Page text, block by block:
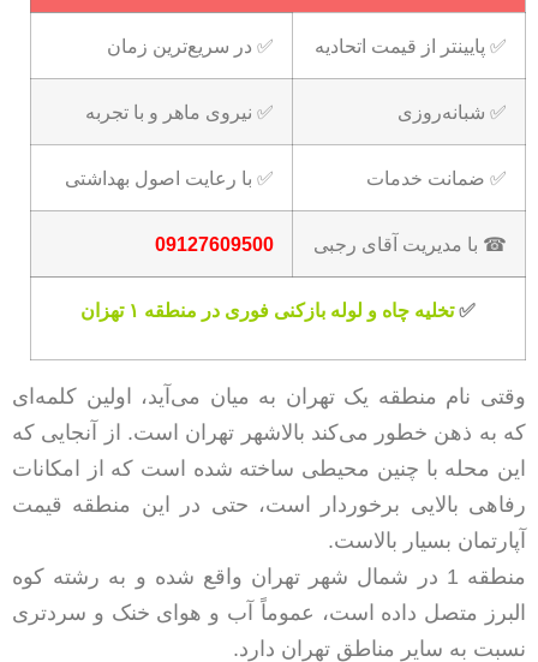
✅ پایینتر از قیمت اتحادیه ✅ در سریع‌ترین زمان
✅ شبانه‌روزی ✅ نیروی ماهر و با تجربه
✅ ضمانت خدمات ✅ با رعایت اصول بهداشتی
☎ با مدیریت آقای رجبی 09127609500
✅تخلیه چاه و لوله بازکنی فوری در منطقه ۱ تهزان
وقتی نام منطقه یک تهران به میان می‌آید، اولین کلمه‌ای
که به ذهن خطور می‌کند بالاشهر تهران است. از آنجایی که
این محله با چنین محیطی ساخته شده است که از امکانات
رفاهی بالایی برخوردار است، حتی در این منطقه قیمت
آپارتمان بسیار بالاست.
منطقه 1 در شمال شهر تهران واقع شده و به رشته کوه
البرز متصل داده است، عموماً آب و هوای خنک و سردتری
نسبت به سایر مناطق تهران دارد.